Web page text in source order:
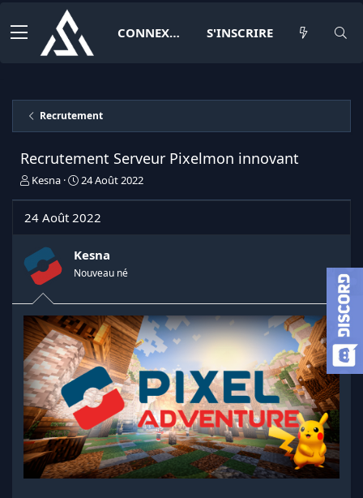
CONNEXION S'INSCRIRE
Recrutement
Recrutement Serveur Pixelmon innovant
I
t
a
t
e
u
d
e
l
a
d
i
s
c
u
s
Kesna
D
e
e
é
t
24 Août 2022
24 Août 2022
Kesna
Nouveau né